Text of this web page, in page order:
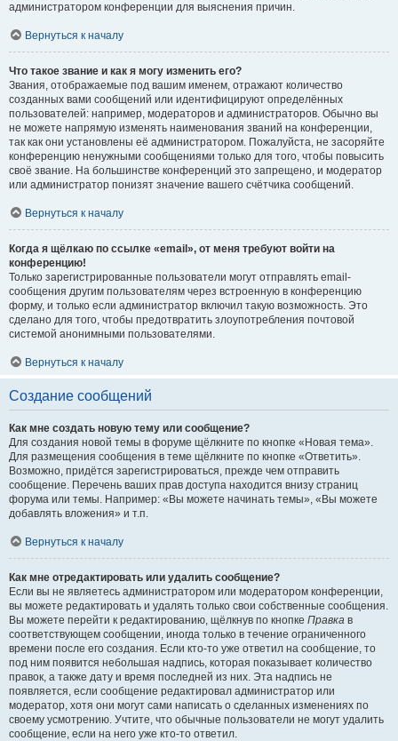
администратором конференции для выяснения причин.
Вернуться к началу
Что такое звание и как я могу изменить его?
Звания, отображаемые под вашим именем, отражают количество
созданных вами сообщений или идентифицируют определённых
пользователей: например, модераторов и администраторов. Обычно вы
не можете напрямую изменять наименования званий на конференции,
так как они установлены её администратором. Пожалуйста, не засоряйте
конференцию ненужными сообщениями только для того, чтобы повысить
своё звание. На большинстве конференций это запрещено, и модератор
или администратор понизят значение вашего счётчика сообщений.
Вернуться к началу
Когда я щёлкаю по ссылке «email», от меня требуют войти на
конференцию!
Только зарегистрированные пользователи могут отправлять email-
сообщения другим пользователям через встроенную в конференцию
форму, и только если администратор включил такую возможность. Это
сделано для того, чтобы предотвратить злоупотребления почтовой
системой анонимными пользователями.
Вернуться к началу
Создание сообщений
Как мне создать новую тему или сообщение?
Для создания новой темы в форуме щёлкните по кнопке «Новая тема».
Для размещения сообщения в теме щёлкните по кнопке «Ответить».
Возможно, придётся зарегистрироваться, прежде чем отправить
сообщение. Перечень ваших прав доступа находится внизу страниц
форума или темы. Например: «Вы можете начинать темы», «Вы можете
добавлять вложения» и т.п.
Вернуться к началу
Как мне отредактировать или удалить сообщение?
Если вы не являетесь администратором или модератором конференции,
вы можете редактировать и удалять только свои собственные сообщения.
Вы можете перейти к редактированию, щёлкнув по кнопке Правка в
соответствующем сообщении, иногда только в течение ограниченного
времени после его создания. Если кто-то уже ответил на сообщение, то
под ним появится небольшая надпись, которая показывает количество
правок, а также дату и время последней из них. Эта надпись не
появляется, если сообщение редактировал администратор или
модератор, хотя они могут сами написать о сделанных изменениях по
своему усмотрению. Учтите, что обычные пользователи не могут удалить
сообщение, если на него уже кто-то ответил.